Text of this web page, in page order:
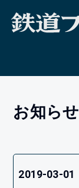
お知らせ
2019-03-01